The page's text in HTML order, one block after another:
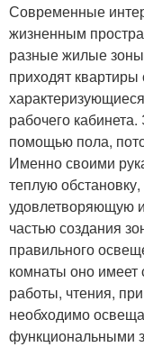
Современные
жизненным
разные жилые
приходят
рабочего
помощью пола,
Именно своими
теплую
удовлетворяющую
частью создания
правильного
комнаты оно имеет
работы, чтения,
необходимо
функциональными